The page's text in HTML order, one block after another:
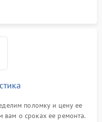
поломку и цену ее
вам о сроках ее ремонта.